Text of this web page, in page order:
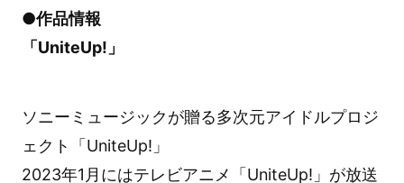
●作品情報
「UniteUp!」
ソニーミュージックが贈る多次元アイドルプロジ
ェクト「UniteUp!」
2023年1月にはテレビアニメ「UniteUp!」が放送